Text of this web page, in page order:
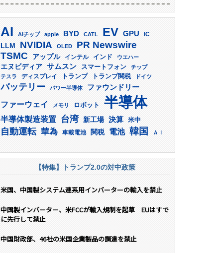
AI AIチップ apple BYD CATL EV GPU IC
LLM NVIDIA OLED PR Newswire
TSMC アップル インテル インド ウエハー
エヌビディア サムスン スマートフォン
チップ
テスラ
ディスプレイ トランプ トランプ関税 ドイツ
バッテリー パワー半導体 ファウンドリー
ファーウェイ メモリ ロボット 半導体
半導体製造装置 台湾 新工場 決算 米中
自動運転 華為 車載電池 関税 電池 韓国 ＡＩ
【特集】トランプ2.0の対中政策
米国、中国製システム連系用インバーターの輸入を禁止
中国製インバーター、米FCCが輸入規制を起草 EUはすで
に先行して禁止
中国財政部、46社の米国企業製品の調達を禁止